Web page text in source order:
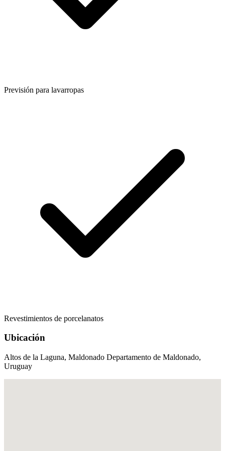
Previsión para lavarropas
Revestimientos de porcelanatos
Ubicación
Altos de la Laguna, Maldonado Departamento de Maldonado,
Uruguay